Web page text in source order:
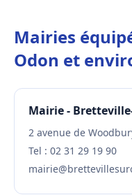
Mairies
Odon et
Mairie -
2 avenue de
Tel : 02 31 29 19 90